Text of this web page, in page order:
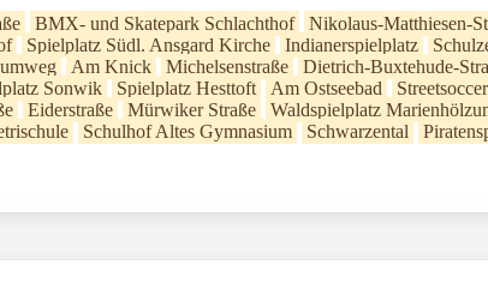
BMX- und Skatepark Schlachthof Nikolaus-Matthiesen-
Spielplatz Südl. Ansgard Kirche Indianerspielplatz
Am Knick Michelsenstraße Dietrich-Buxtehude-
Sonwik Spielplatz Hesttoft Am Ostseebad
Eiderstraße Mürwiker Straße Waldspielplatz
Schulhof Altes Gymnasium Schwarzental